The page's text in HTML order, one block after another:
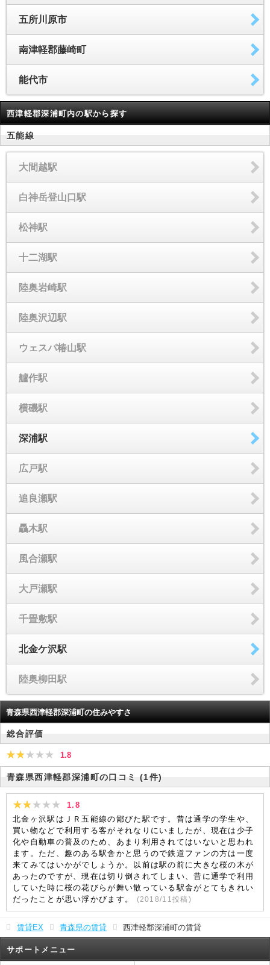
五所川原市
南津軽郡藤崎町
能代市
西津軽郡深浦町内の駅から探す
五能線
大間越駅
白神岳登山口駅
松神駅
十二湖駅
陸奥岩崎駅
陸奥沢辺駅
ウェスパ椿山駅
艫作駅
横磯駅
深浦駅
広戸駅
追良瀬駅
驫木駅
風合瀬駅
大戸瀬駅
千畳敷駅
北金ケ沢駅
陸奥柳田駅
青森県西津軽郡深浦町の住みやすさ
総合評価
1.8
青森県西津軽郡深浦町の口コミ (1件)
1.8
北金ヶ沢駅はＪＲ五能線の鄙びた駅です。昔は通学の学生や、
買い物などで利用する客がそれなりにいましたが、現在は少子
化や自動車の普及のため、あまり利用されてはいないと思われ
ます。ただ、趣のある駅舎かと思うので鉄道ファンの方は一度
来てみてはいかがでしょうか。以前は駅の前に大きな桜の木が
あったのですが、現在は切り倒されてしまい、昔に通学で利用
していた時に桜の花びらが舞い散っている駅舎がとてもきれい
だったことが思い浮かびます。
(2018/11投稿)
賃貸EX 青森県の賃貸 西津軽郡深浦町の賃貸
サポートメニュー